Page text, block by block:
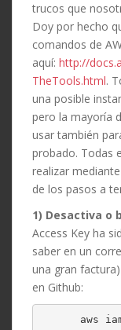
trucos que
Doy por hecho
comandos de
aquí: http://
TheTools.html.
una posible
pero la mayoría
usar también
probado. Todas
realizar
de los pasos a
1) Desactiva o
Access Key ha
saber en un
una gran
en Github:
aws